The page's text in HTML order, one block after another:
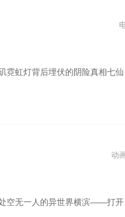
心鳄鱼啊！七仙女一丝不挂飞奔上岸。八戒感叹:领导的智商无法超越啊！
动
土的抖落不断登高，最后竟在众人的惊奇声中走出了枯井。。照片里拍到的究竟是？她究竟能否逃出这座诡异的手机迷宫！？被困在手机里的高中生，在永不停歇的异世界大逃亡……